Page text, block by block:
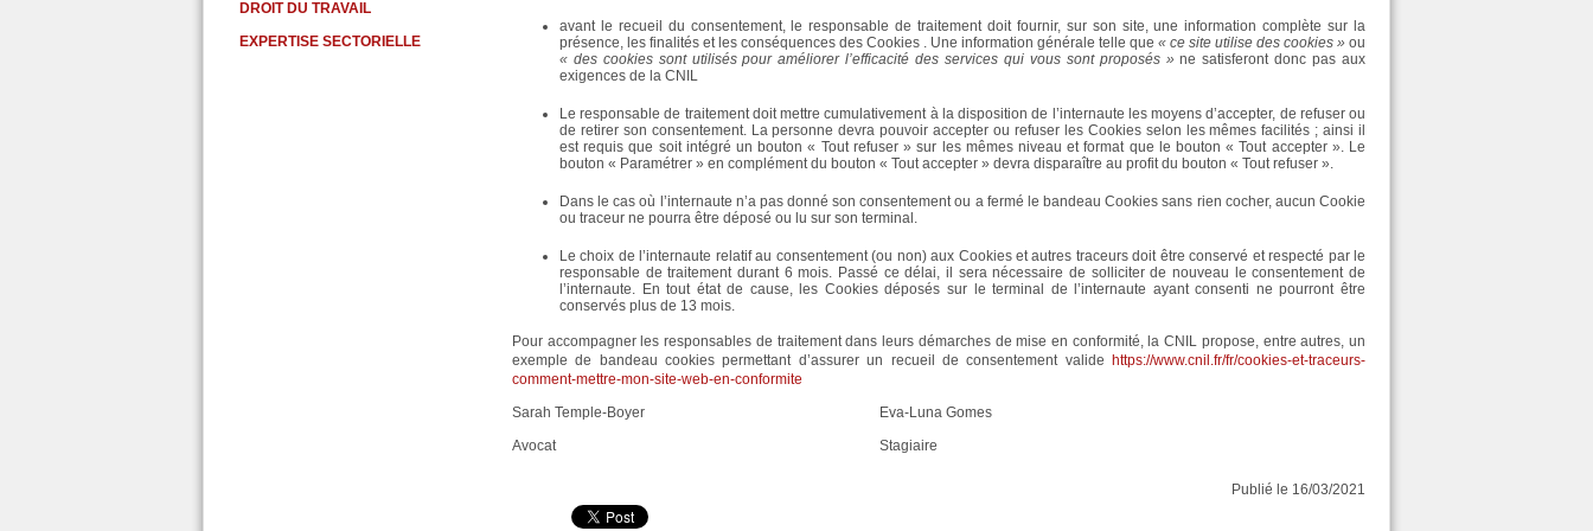
DROIT DU TRAVAIL
EXPERTISE SECTORIELLE
avant le recueil du consentement, le responsable de traitement doit fournir, sur son site, une information complète sur la
présence, les finalités et les conséquences des Cookies . Une information générale telle que « ce site utilise des cookies » ou
« des cookies sont utilisés pour améliorer l’efficacité des services qui vous sont proposés »ne satisferont donc pas aux
exigences de la CNIL
Le responsable de traitement doit mettre cumulativement à la disposition de l’internaute les moyens d’accepter, de refuser ou
de retirer son consentement. La personne devra pouvoir accepter ou refuser les Cookies selon les mêmes facilités ; ainsi il
est requis que soit intégré un bouton « Tout refuser » sur les mêmes niveau et format que le bouton « Tout accepter ». Le
bouton « Paramétrer » en complément du bouton « Tout accepter » devra disparaître au profit du bouton « Tout refuser ».
Dans le cas où l’internaute n’a pas donné son consentement ou a fermé le bandeau Cookies sans rien cocher, aucun Cookie
ou traceur ne pourra être déposé ou lu sur son terminal.
Le choix de l’internaute relatif au consentement (ou non) aux Cookies et autres traceurs doit être conservé et respecté par le
responsable de traitement durant 6 mois. Passé ce délai, il sera nécessaire de solliciter de nouveau le consentement de
l’internaute. En tout état de cause, les Cookies déposés sur le terminal de l’internaute ayant consenti ne pourront être
conservés plus de 13 mois.
Pour accompagner les responsables de traitement dans leurs démarches de mise en conformité, la CNIL propose, entre autres, un
exemple de bandeau cookies permettant d’assurer un recueil de consentement valide
https://www.cnil.fr/fr/cookies-et-traceurs-
comment-mettre-mon-site-web-en-conformite
Sarah Temple-Boyer Eva-Luna Gomes
Avocat Stagiaire
Publié le 16/03/2021